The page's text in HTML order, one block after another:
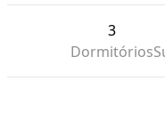
3
Dormitórios